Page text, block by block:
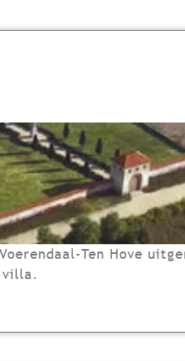
Ten Hove
villa.